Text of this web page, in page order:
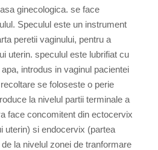
ginecologica. se face
Speculul este un instrument
peretii vaginului, pentru a
uterin. speculul este lubrifiat cu
introdus in vaginul pacientei
se foloseste o perie
la nivelul partii terminale a
face concomitent din ectocervix
uterin) si endocervix (partea
la nivelul zonei de tranformare